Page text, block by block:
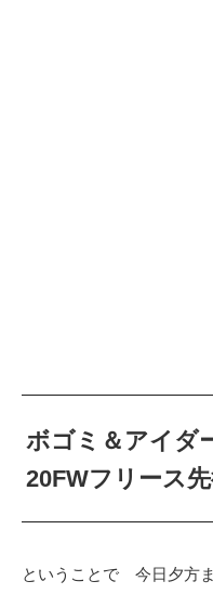
ボゴミ＆アイダ
20FWフリース
ということで 今日夕方